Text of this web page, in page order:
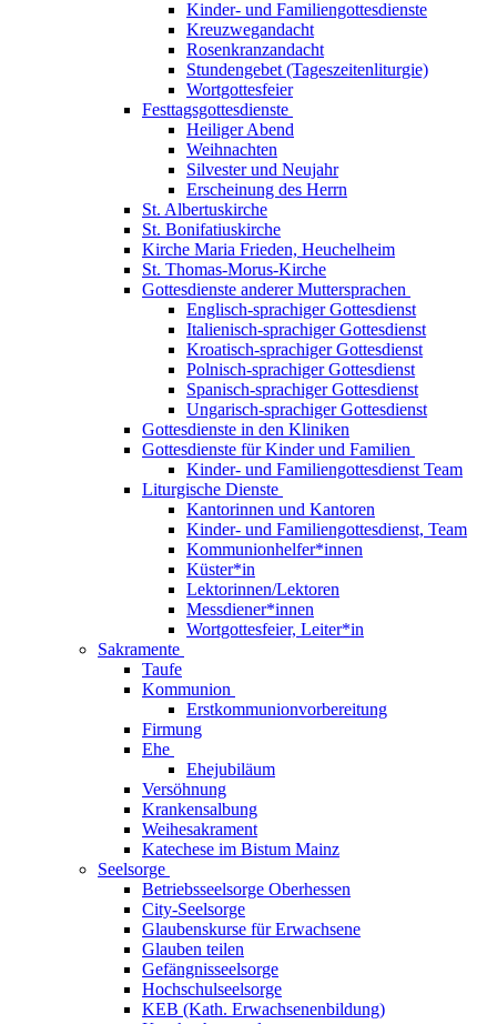
Kinder- und Familiengottesdienste
Kreuzwegandacht
Rosenkranzandacht
Stundengebet (Tageszeitenliturgie)
Wortgottesfeier
Festtagsgottesdienste
Heiliger Abend
Weihnachten
Silvester und Neujahr
Erscheinung des Herrn
St. Albertuskirche
St. Bonifatiuskirche
Kirche Maria Frieden, Heuchelheim
St. Thomas-Morus-Kirche
Gottesdienste anderer Muttersprachen
Englisch-sprachiger Gottesdienst
Italienisch-sprachiger Gottesdienst
Kroatisch-sprachiger Gottesdienst
Polnisch-sprachiger Gottesdienst
Spanisch-sprachiger Gottesdienst
Ungarisch-sprachiger Gottesdienst
Gottesdienste in den Kliniken
Gottesdienste für Kinder und Familien
Kinder- und Familiengottesdienst Team
Liturgische Dienste
Kantorinnen und Kantoren
Kinder- und Familiengottesdienst, Team
Kommunionhelfer*innen
Küster*in
Lektorinnen/Lektoren
Messdiener*innen
Wortgottesfeier, Leiter*in
Sakramente
Taufe
Kommunion
Erstkommunionvorbereitung
Firmung
Ehe
Ehejubiläum
Versöhnung
Krankensalbung
Weihesakrament
Katechese im Bistum Mainz
Seelsorge
Betriebsseelsorge Oberhessen
City-Seelsorge
Glaubenskurse für Erwachsene
Glauben teilen
Gefängnisseelsorge
Hochschulseelsorge
KEB (Kath. Erwachsenenbildung)